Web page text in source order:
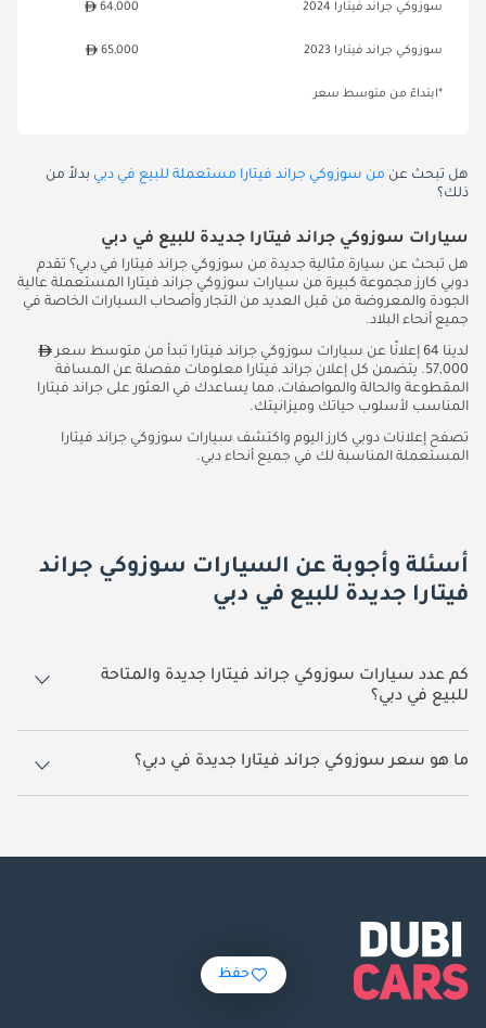
سوزوكي جراند فيتارا 2024 64,000
سوزوكي جراند فيتارا 2023 65,000
*ابتداءً من متوسط سعر
هل تبحث عن من سوزوكي جراند فيتارا مستعملة للبيع في دبي بدلاً من
ذلك؟
سيارات سوزوكي جراند فيتارا جديدة للبيع في دبي
هل تبحث عن سيارة مثالية جديدة من سوزوكي جراند فيتارا في دبي؟ تقدم
دوبي كارز مجموعة كبيرة من سيارات سوزوكي جراند فيتارا المستعملة عالية
الجودة والمعروضة من قبل العديد من التجار وأصحاب السيارات الخاصة في
جميع أنحاء البلاد.
لدينا 64 إعلانًا عن سيارات سوزوكي جراند فيتارا تبدأ من متوسط سعر
57,000. يتضمن كل إعلان جراند فيتارا معلومات مفصلة عن المسافة
المقطوعة والحالة والمواصفات، مما يساعدك في العثور على جراند فيتارا
المناسب لأسلوب حياتك وميزانيتك.
تصفح إعلانات دوبي كارز اليوم واكتشف سيارات سوزوكي جراند فيتارا
المستعملة المناسبة لك في جميع أنحاء دبي.
أسئلة وأجوبة عن السيارات سوزوكي جراند
فيتارا جديدة للبيع في دبي
كم عدد سيارات سوزوكي جراند فيتارا جديدة والمتاحة
للبيع في دبي؟
64 سيارة سوزوكي جراند فيتارا جديدة متوفرة للبيع في دبي.
ما هو سعر سوزوكي جراند فيتارا جديدة في دبي؟
يبدأ سعر سيارة سوزوكي جراند فيتارا جديدة في دبي 57,000.
حفظ